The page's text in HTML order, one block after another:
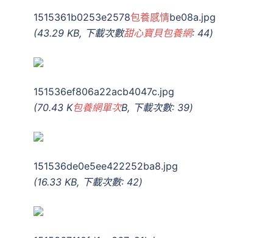
1515361b0253e2578包養感情be08a.jpg
(43.29 KB, 下載次數甜心寶貝包養網: 44)
151536ef806a22acb4047c.jpg
(70.43 K包養網單次B, 下載次數: 39)
151536de0e5ee422252ba8.jpg
(16.33 KB, 下載次數: 42)